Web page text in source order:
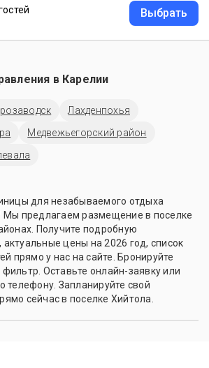
Выбрать
в Карелии
Лахденпохья
Медвежьегорский район
для незабываемого отдыха
Мы предлагаем размещение в поселке
Получите подробную
цены на 2026 год, список
прямо у нас на сайте. Бронируйте
Оставьте онлайн-заявку или
телефону. Запланируйте свой
сейчас в поселке Хийтола.